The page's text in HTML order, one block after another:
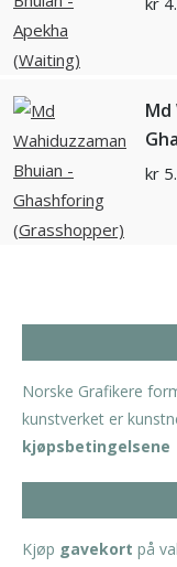
Md
kr
Norske Grafikere
kunstverket er
kjøpsbetingelsene
Kjøp gavekort på